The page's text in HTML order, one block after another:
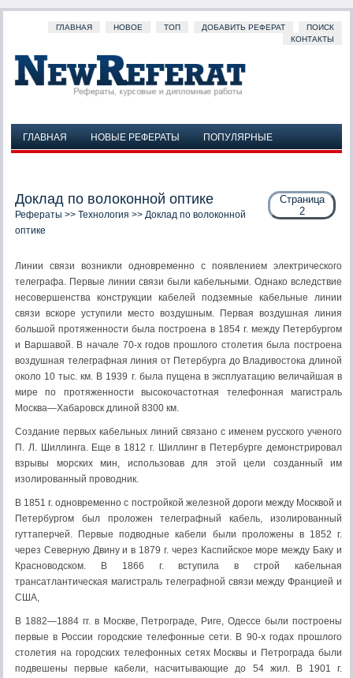
ГЛАВНАЯ НОВОЕ ТОП ДОБАВИТЬ РЕФЕРАТ
ПОИСК
КОНТАКТЫ
ГЛАВНАЯ НОВЫЕ РЕФЕРАТЫ
ПОПУЛЯРНЫЕ
Страница
2
Доклад по волоконной оптике
Рефераты >> Технология >> Доклад по волоконной
оптике
Линии связи возникли одновременно с появлением электрического
телеграфа. Первые линии связи были кабельными. Однако вследствие
несовершенства конструкции кабелей подземные кабельные линии
связи вскоре уступили место воздушным. Первая воздушная линия
большой протяженности была построена в 1854 г. между Петербургом
и Варшавой. В начале 70-х годов прошлого столетия была построена
воздушная телеграфная линия от Петербурга до Владивостока длиной
около 10 тыс. км. В 1939 г. была пущена в эксплуатацию величайшая в
мире по протяженности высокочастотная телефонная магистраль
Москва—Хабаровск длиной 8300 км.
Создание первых кабельных линий связано с именем русского ученого
П. Л. Шиллинга. Еще в 1812 г. Шиллинг в Петербурге демонстрировал
взрывы морских мин, использовав для этой цели созданный им
изолированный проводник.
В 1851 г. одновременно с постройкой железной дороги между Москвой и
Петербургом был проложен телеграфный кабель, изолированный
гуттаперчей. Первые подводные кабели были проложены в 1852 г.
через Северную Двину и в 1879 г. через Каспийское море между Баку и
Красноводском. В 1866 г. вступила в строй кабельная
трансатлантическая магистраль телеграфной связи между Францией и
США,
В 1882—1884 гг. в Москве, Петрограде, Риге, Одессе были построены
первые в России городские телефонные сети. В 90-х годах прошлого
столетия на городских телефонных сетях Москвы и Петрограда были
подвешены первые кабели, насчитывающие до 54 жил. В 1901 г.